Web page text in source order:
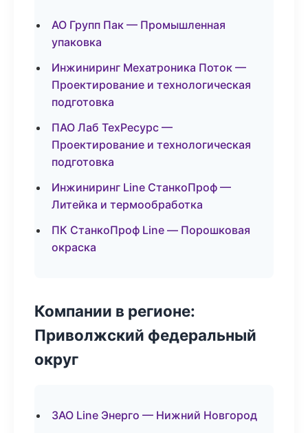
АО Групп Пак — Промышленная
упаковка
Инжиниринг Мехатроника Поток —
Проектирование и технологическая
подготовка
ПАО Лаб ТехРесурс —
Проектирование и технологическая
подготовка
Инжиниринг Line СтанкоПроф —
Литейка и термообработка
ПК СтанкоПроф Line — Порошковая
окраска
Компании в регионе:
Приволжский федеральный
округ
ЗАО Line Энерго — Нижний Новгород